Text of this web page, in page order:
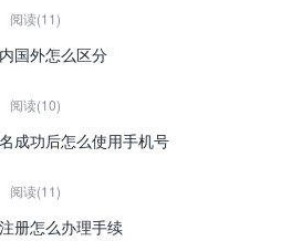
阅读(11)
国外怎么区分
阅读(10)
成功后怎么使用手机号
阅读(11)
册怎么办理手续